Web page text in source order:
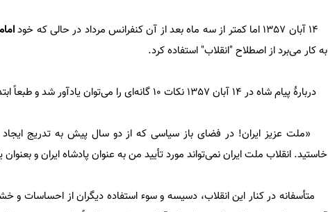
خود
به کار می‌برد از اصطلاح "انقلاب" استفاده کرد.
دربارۀ پیام شاه در 14 آبا‌ن 1357 نکات 10 گانه‌ای‌ را می‌توان یادآور شد و طبعاً ابتدا باید خود پیام را نقل کنیم:
«‌ملت عزیز ایران! در فضای باز سیاسی که از دو سال پیش به تدریج
‌خاستید. انقلاب ملت ایران نمی‌تواند مورد تأیید من به عنوان پادشاه ایران و بعنوان
متأسفانه در کنار این انقلاب، دسیسه و سوء استفاده دیگران از احساسات